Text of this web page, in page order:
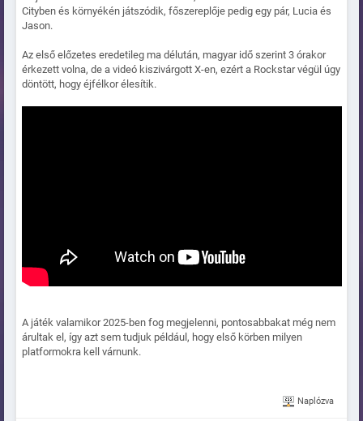
Cityben és környékén játszódik, főszereplője pedig egy pár, Lucia és
Jason.
Az első előzetes eredetileg ma délután, magyar idő szerint 3 órakor
érkezett volna, de a videó kiszivárgott X-en, ezért a Rockstar végül úgy
döntött, hogy éjfélkor élesítik.
A játék valamikor 2025-ben fog megjelenni, pontosabbakat még nem
árultak el, így azt sem tudjuk például, hogy első körben milyen
platformokra kell várnunk.
Naplózva